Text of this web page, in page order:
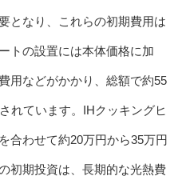
となり、これらの初期費用は
トの設置には本体価格に加
用などがかかり、総額で約55
れています。IHクッキングヒ
合わせて約20万円から35万円
初期投資は、長期的な光熱費